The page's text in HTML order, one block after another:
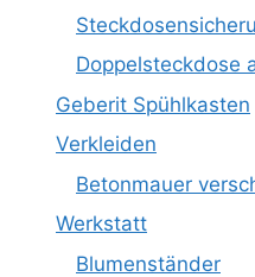
Doppelsteckdose
Geberit Spühlkasten
Verkleiden
Betonmauer
Werkstatt
Blumenständer